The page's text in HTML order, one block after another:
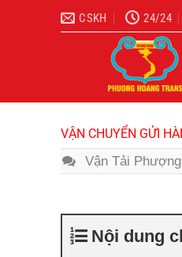
CSKH 24/24
VẬN CHUYỂN GỬI
Vận Tải
Nội dung